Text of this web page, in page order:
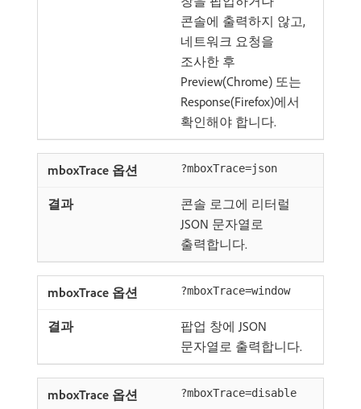
콘솔에 출력하지 않고,
네트워크 요청을
조사한 후
Preview(Chrome) 또는
Response(Firefox)에서
확인해야 합니다.
?mboxTrace=json
콘솔 로그에 리터럴
JSON 문자열로
출력합니다.
?mboxTrace=window
팝업 창에 JSON
문자열로 출력합니다.
?mboxTrace=disable